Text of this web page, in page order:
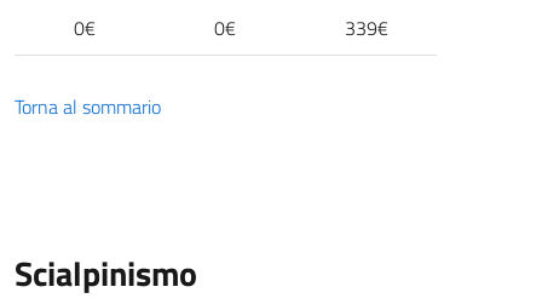
0€ 0€ 339€
Torna al sommario
Scialpinismo